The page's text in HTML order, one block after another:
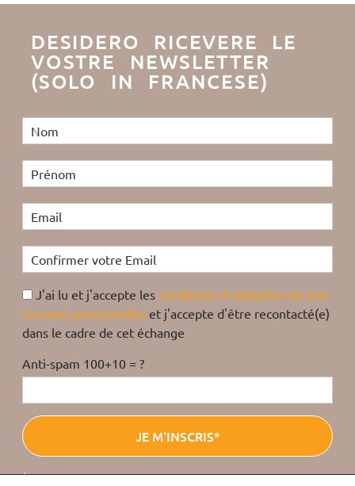
DESIDERO RICEVERE LE
VOSTRE NEWSLETTER
(SOLO IN FRANCESE)
J'ai lu et j'accepte les conditions d'utilisation de mes
données personnelles et j'accepte d'être recontacté(e)
dans le cadre de cet échange
Anti-spam 100+10 = ?
*È possibile annullare l’iscrizione in qualsiasi momento in fondo a